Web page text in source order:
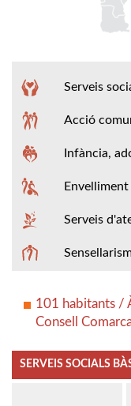
Serveis
Acció
Infància,
Serveis
101 habitants /
Consell
SERVEIS SOCIALS